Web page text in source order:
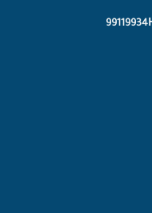
99119934